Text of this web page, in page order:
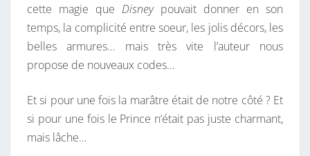
cette magie que Disneypouvait donner en son
temps, la complicité entre soeur, les jolis décors, les
belles armures… mais très vite l’auteur nous
propose de nouveaux codes…
Et si pour une fois la marâtre était de notre côté ? Et
si pour une fois le Prince n’était pas juste charmant,
mais lâche…